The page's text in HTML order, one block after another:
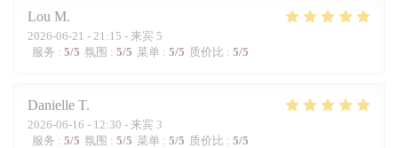
Lou M
2026-06-21 - 21:15 - 来宾 5
服务 : 5/5 氛围 : 5/5 菜单 : 5/5 质价比 : 5/5
Danielle T
2026-06-16 - 12:30 - 来宾 3
服务 : 5/5 氛围 : 5/5 菜单 : 5/5 质价比 : 5/5